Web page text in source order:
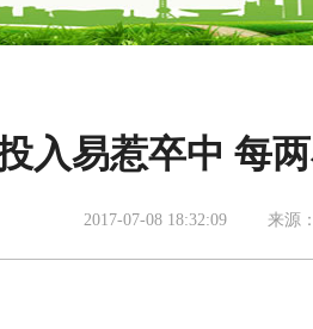
入易惹卒中 每
2017-07-08 18:32:09 来源